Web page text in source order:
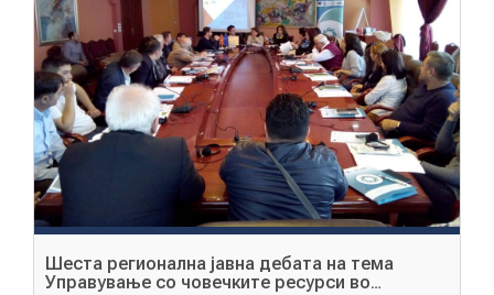
Шеста регионална јавна дебата на тема
Управување со човечките ресурси во